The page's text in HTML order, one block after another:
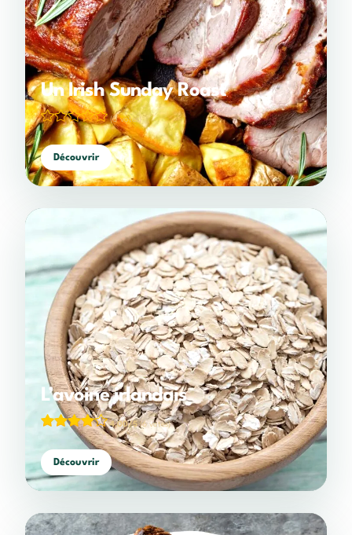
Un Irish Sunday Roast
(0 votes)
Découvrir
L’avoine irlandais
4,00/5(6 votes)
Découvrir